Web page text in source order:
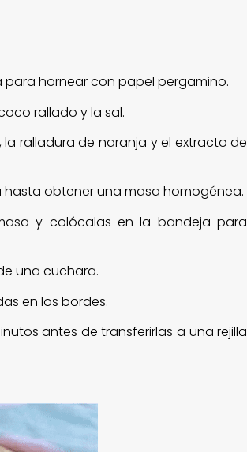
para hornear con papel pergamino.
rallado y la sal.
ralladura de naranja y el extracto de
hasta obtener una masa homogénea.
y colócalas en la bandeja para
una cuchara.
en los bordes.
antes de transferirlas a una rejilla